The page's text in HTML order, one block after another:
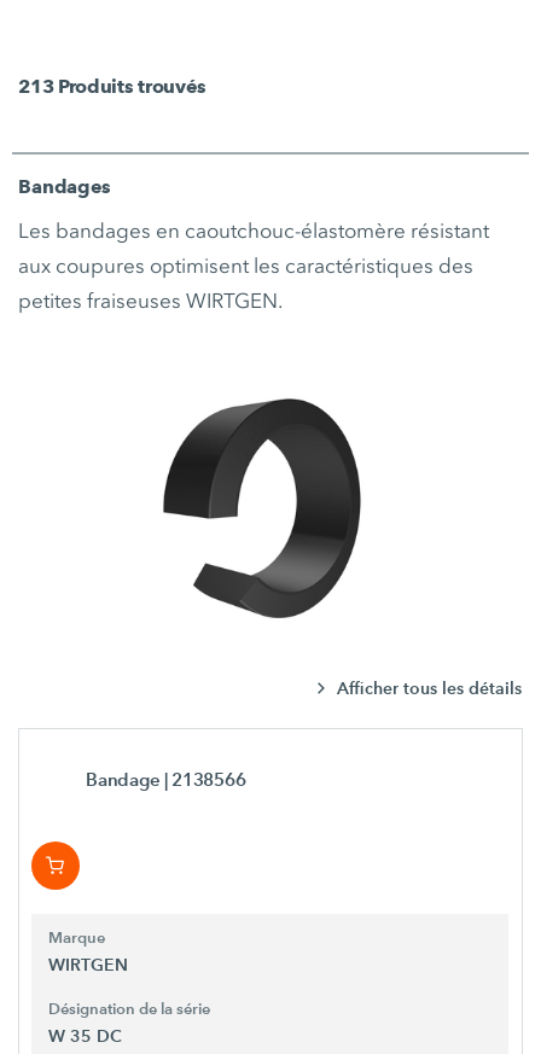
213 Produits trouvés
Bandages
Les bandages en caoutchouc-élastomère résistant
aux coupures optimisent les caractéristiques des
petites fraiseuses WIRTGEN.
Afficher tous les détails
Bandage | 2138566
Marque
WIRTGEN
Désignation de la série
W 35 DC